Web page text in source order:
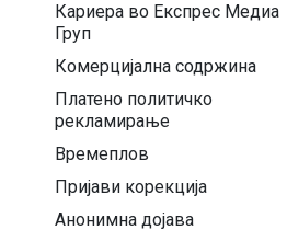
Кариера во Експрес Медиа
Груп
Комерцијална содржина
Платено политичко
рекламирање
Времеплов
Пријави корекција
Анонимна дојава